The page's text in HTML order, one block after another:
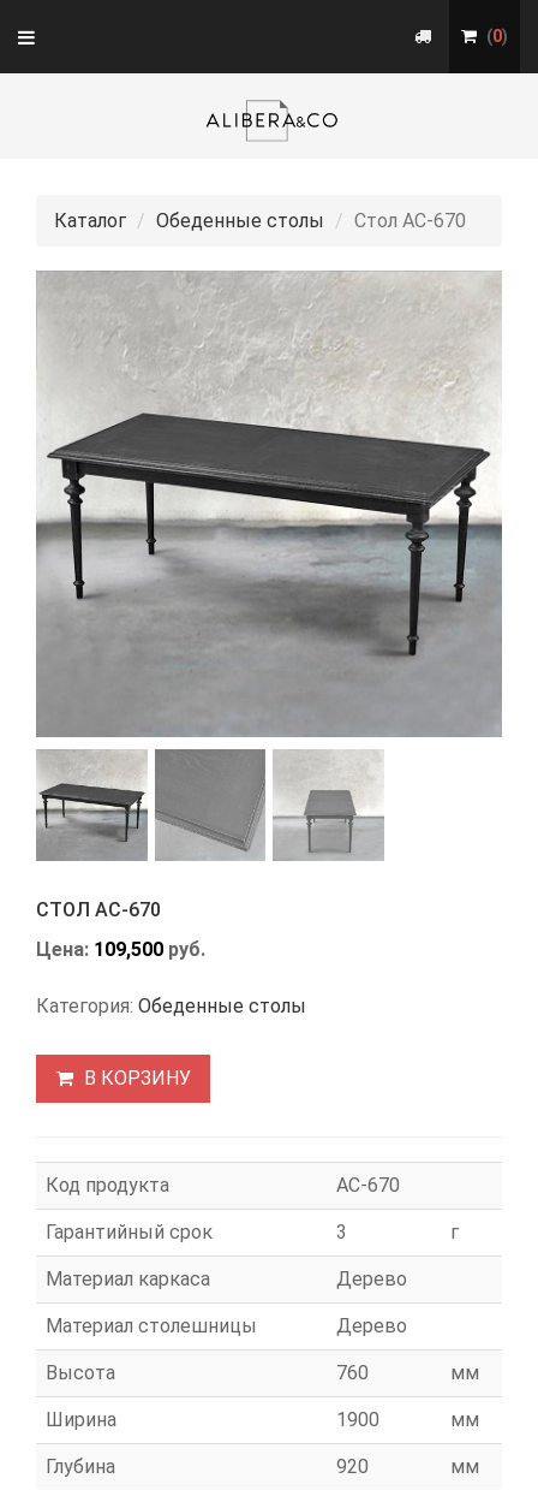
Toggle
navigation
(0)
Каталог Обеденные столы Стол АС-670
СТОЛ АС-670
Цена: 109,500 руб.
Категория: Обеденные столы
В КОРЗИНУ
Код продукта АС-670
Гарантийный срок 3 г
Материал каркаса Дерево
Материал столешницы Дерево
Высота 760 мм
Ширина 1900 мм
Глубина 920 мм